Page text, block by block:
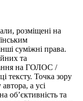
розміщені на
суміжні права.
та
на ГОЛОС /
тексту. Точка зору
а усі
об’єктивність та